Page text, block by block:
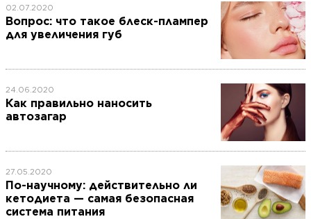
02.07.2020
Вопрос: что такое блеск-плампер
для увеличения губ
24.06.2020
Как правильно наносить
автозагар
27.05.2020
По-научному: действительно ли
кетодиета — самая безопасная
система питания